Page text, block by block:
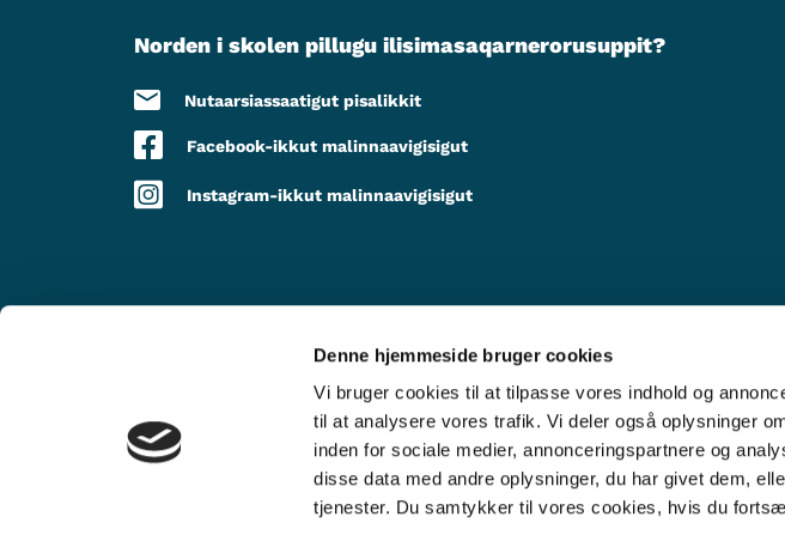
Denne hjemmeside bruger cookies
Vi bruger cookies til at tilpasse vores indhold og
til at analysere vores trafik. Vi deler også oplysninger
inden for sociale medier, annonceringspartnere og
disse data med andre oplysninger, du har givet dem,
tjenester. Du samtykker til vores cookies, hvis du
Norden i skolen pillugu ilisimasaqarnerorusuppit?
Nutaarsiassaatigut pisalikkit
Facebook-ikkut malinnaavigisigut
Instagram-ikkut malinnaavigisigut